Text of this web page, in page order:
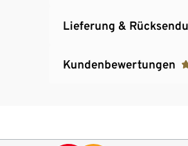
Lieferung &
Kundenbewertungen